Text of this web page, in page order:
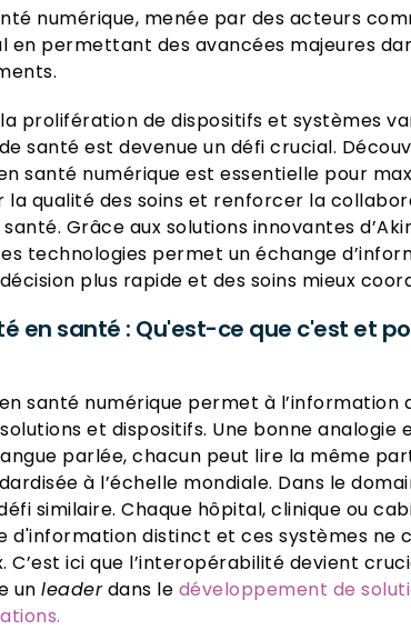
numérique, menée par des acteurs
en permettant des avancées majeures
prolifération de dispositifs et systèmes
santé est devenue un défi crucial.
santé numérique est essentielle pour
la qualité des soins et renforcer la
Grâce aux solutions innovantes
technologies permet un échange
plus rapide et des soins mieux
en santé : Qu'est-ce que c'est et
santé numérique permet à l’information
et dispositifs. Une bonne analogie
parlée, chacun peut lire la même
à l’échelle mondiale. Dans le
similaire. Chaque hôpital, clinique ou
d'information distinct et ces systèmes ne
C’est ici que l’interopérabilité devient
un leaderdans le développement de